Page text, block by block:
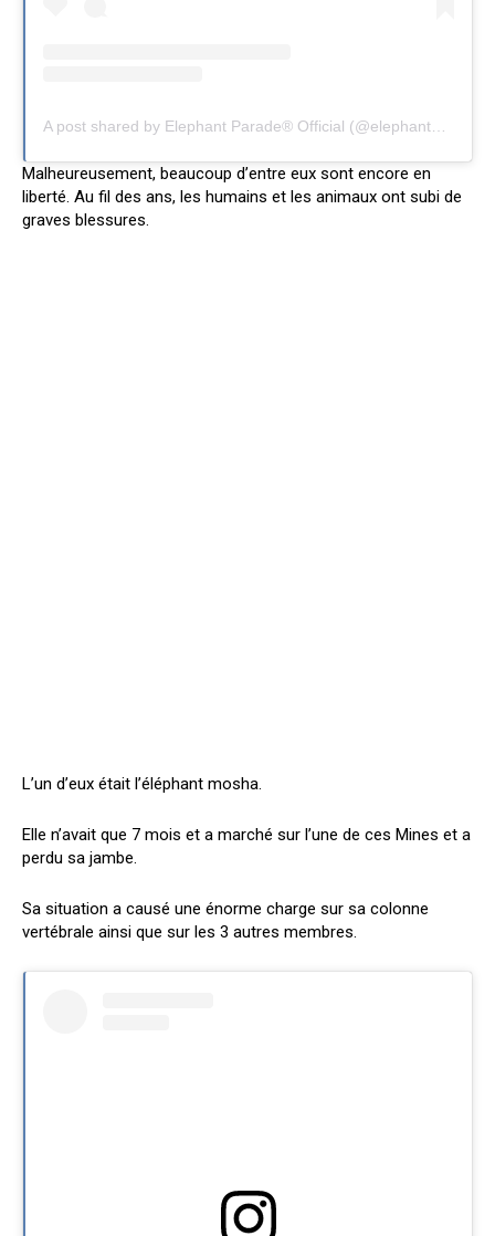
A post shared by Elephant Parade® Official (@elephantparadefan)
Malheureusement, beaucoup d’entre eux sont encore en
liberté. Au fil des ans, les humains et les animaux ont subi de
graves blessures.
L’un d’eux était l’éléphant mosha.
Elle n’avait que 7 mois et a marché sur l’une de ces Mines et a
perdu sa jambe.
Sa situation a causé une énorme charge sur sa colonne
vertébrale ainsi que sur les 3 autres membres.